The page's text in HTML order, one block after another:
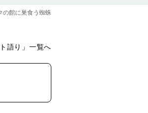
の館に巣食う蜘蛛
語り」一覧へ